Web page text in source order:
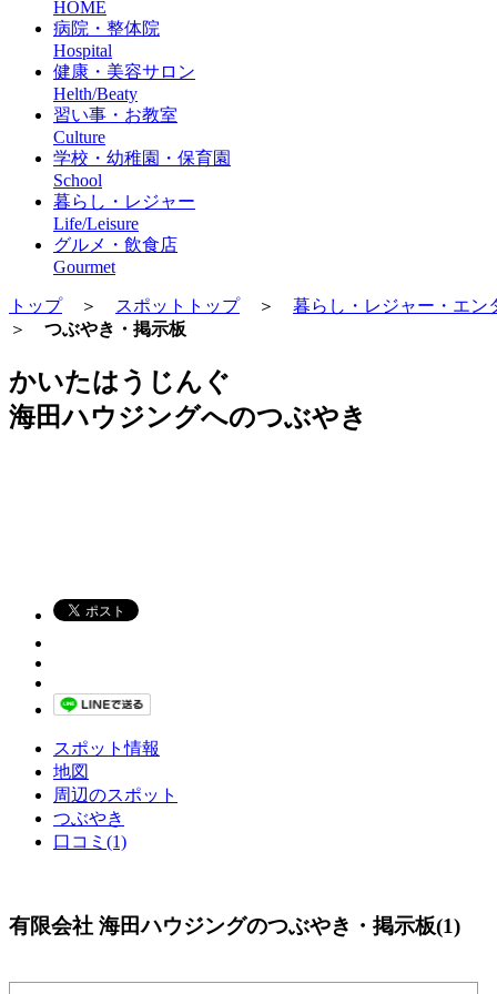
HOME
病院・整体院
Hospital
健康・美容サロン
Helth/Beaty
習い事・お教室
Culture
学校・幼稚園・保育園
School
暮らし・レジャー
Life/Leisure
グルメ・飲食店
Gourmet
トップ＞ スポットトップ＞ 暮らし・レジャー・エン
＞ つぶやき・掲示板
かいたはうじんぐ
海田ハウジングへのつぶやき
スポット情報
地図
周辺のスポット
つぶやき
口コミ(1)
有限会社 海田ハウジングのつぶやき・掲示板(1)